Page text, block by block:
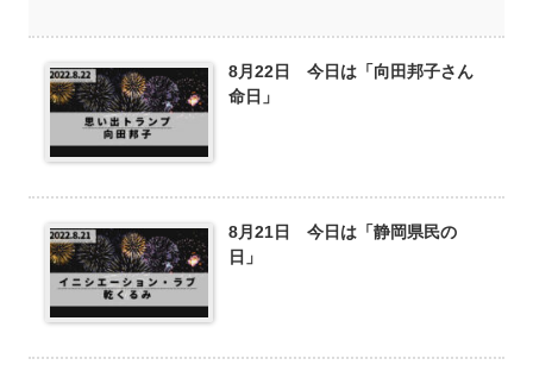
8月22日 今日は「向田邦子さん
命日」
8月21日 今日は「静岡県民の
日」